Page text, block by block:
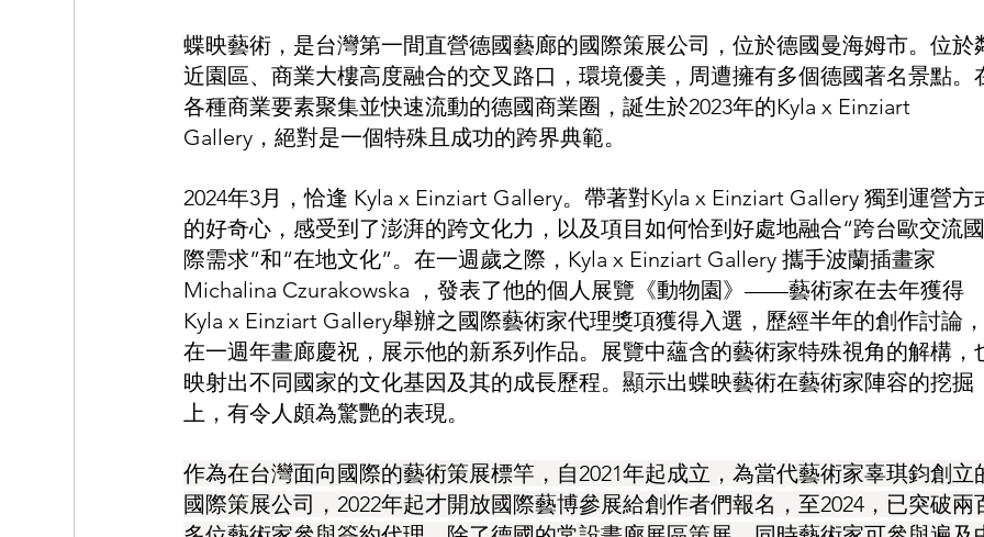
蝶映藝術，是台灣第一間直營德國藝廊的國際策展公司，位於德國曼海姆市。位於
近園區、商業大樓高度融合的交叉路口，環境優美，周遭擁有多個德國著名景點。
各種商業要素聚集並快速流動的德國商業圈，誕生於2023年的Kyla x Einziart
Gallery，絕對是一個特殊且成功的跨界典範。
2024年3月，恰逢 Kyla x Einziart Gallery。帶著對Kyla x Einziart Gallery 獨到運營方
的好奇心，感受到了澎湃的跨文化力，以及項目如何恰到好處地融合“跨台歐交流國
際需求”和“在地文化”。在一週歲之際，Kyla x Einziart Gallery 攜手波蘭插畫家
Michalina Czurakowska ，發表了他的個人展覽《動物園》——藝術家在去年獲得
Kyla x Einziart Gallery舉辦之國際藝術家代理獎項獲得入選，歷經半年的創作討論，
在一週年畫廊慶祝，展示他的新系列作品。展覽中蘊含的藝術家特殊視角的解構，
映射出不同國家的文化基因及其的成長歷程。顯示出蝶映藝術在藝術家陣容的挖掘
上，有令人頗為驚艷的表現。
作為在台灣面向國際的藝術策展標竿，自2021年起成立，為當代藝術家辜琪鈞創立
國際策展公司，2022年起才開放國際藝博參展給創作者們報名，至2024，已突破兩